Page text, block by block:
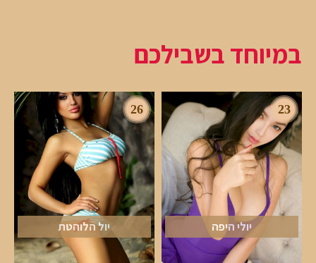
במיוחד בשבילכם
23
יולי היפה
26
יול הלוהטת